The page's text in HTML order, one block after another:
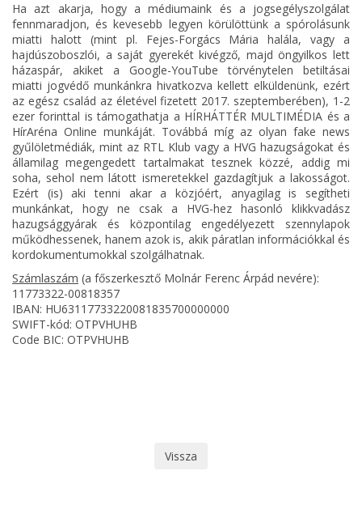
Ha azt akarja, hogy a médiumaink és a jogsegélyszolgálat
fennmaradjon, és kevesebb legyen körülöttünk a spórolásunk
miatti halott (mint pl. Fejes-Forgács Mária halála, vagy a
hajdúszoboszlói, a saját gyerekét kivégző, majd öngyilkos lett
házaspár, akiket a Google-YouTube törvénytelen betiltásai
miatti jogvédő munkánkra hivatkozva kellett elküldenünk, ezért
az egész család az életével fizetett 2017. szeptemberében), 1-2
ezer forinttal is támogathatja a HÍRHÁTTÉR MULTIMÉDIA és a
HírAréna Online munkáját. Továbbá míg az olyan fake news
gyűlöletmédiák, mint az RTL Klub vagy a HVG hazugságokat és
államilag megengedett tartalmakat tesznek közzé, addig mi
soha, sehol nem látott ismeretekkel gazdagítjuk a lakosságot.
Ezért (is) aki tenni akar a közjóért, anyagilag is segítheti
munkánkat, hogy ne csak a HVG-hez hasonló klikkvadász
hazugsággyárak és központilag engedélyezett szennylapok
működhessenek, hanem azok is, akik páratlan információkkal és
kordokumentumokkal szolgálhatnak.
Számlaszám (a főszerkesztő Molnár Ferenc Árpád nevére):
11773322-00818357
IBAN: HU63117733220081835700000000
SWIFT-kód: OTPVHUHB
Code BIC: OTPVHUHB
Vissza